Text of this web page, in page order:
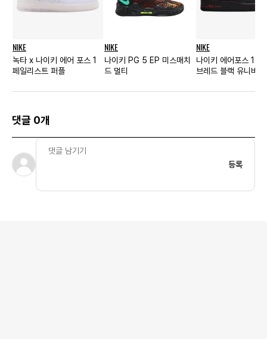
NIKE
녹타 x 나이키 에어 포스 1
페일리스트 퍼플
NIKE
나이키 PG 5 EP 미스매치
드 멀티
NIKE
나이키 에어포스 1
브레드 블랙 유니버
댓글 0개
등록